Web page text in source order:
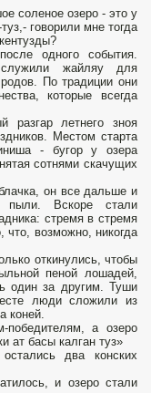
соленое озеро - это у
говорили мне тогда
одного собы­тия.
служили жайляу для
По традиции они
которые всегда
летнего зноя
Мес­том старта
- бу­гор у озера
сотнями скачущих
он все дальше и
пыли. Вскоре стали
стремя в стремя
возможно, никогда
откину­лись, чтобы
пеной лошадей,
один за другим. Туши
люди сложили из
коней.
побе­дителям, а озеро
ат басы калган туз»
два конских
и озеро стали